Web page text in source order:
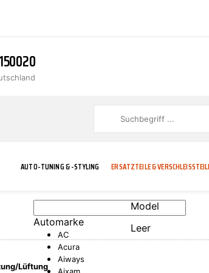
AUTO-TUNING & -STYLING ERSATZTEILE & VERSCHLEISSTEILE
BREMSFLÜSSIGKEIT
Automarke
AC
Acura
Aiways
Model
Leer
Lüftung